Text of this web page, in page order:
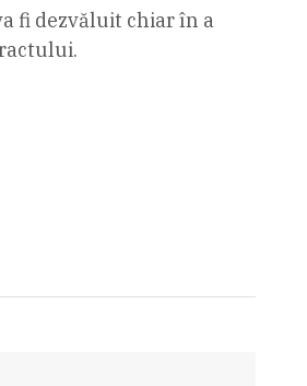
fi dezvăluit chiar în a